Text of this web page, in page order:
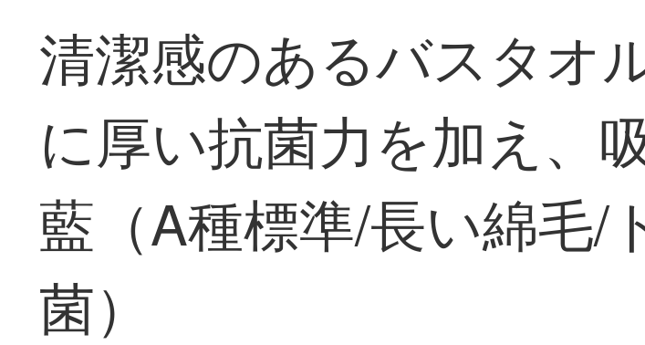
清潔感のあるバスタオ
に厚い抗菌力を加え、
藍（A種標準/長い綿毛/
菌）